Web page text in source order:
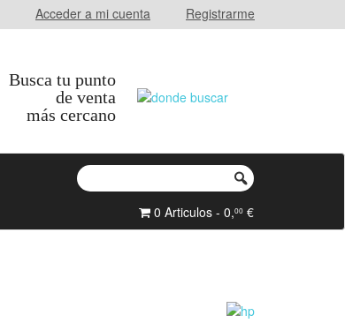
Acceder a mi cuenta Registrarme
Busca tu punto
de venta
más cercano
0 Articulos - 0,00 €